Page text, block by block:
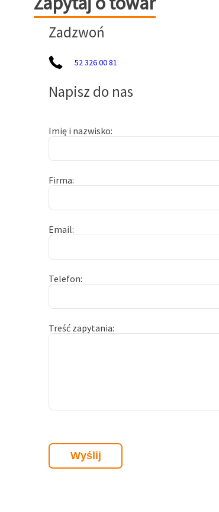
Zadzwoń
52 326 00 81
Napisz do nas
Imię i nazwisko
Firma
Email
Telefon
Treść zapytania